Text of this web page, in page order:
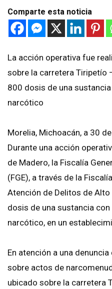
Comparte esta noticia
La acción operativa fue
sobre la carretera Tiripetío
800 dosis de una
narcótico
Morelia, Michoacán, a 30
Durante una acción
de Madero, la Fiscalía
(FGE), a través de la
Atención de Delitos de
dosis de una sustancia
narcótico, en un
En atención a una
sobre actos de
ubicado sobre la carretera